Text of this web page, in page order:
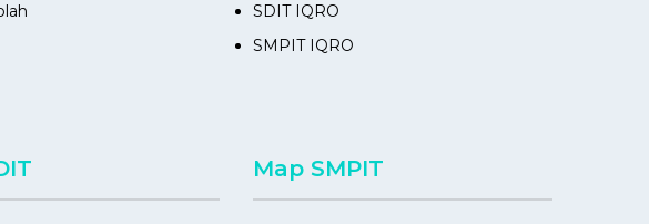
SDIT IQRO
SMPIT IQRO
Map SMPIT